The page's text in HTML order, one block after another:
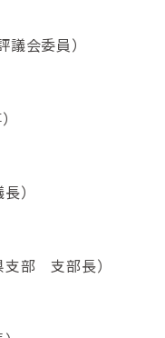
会委員）
）
支部 支部長）